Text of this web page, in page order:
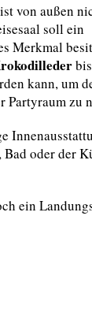
von außen
soll ein
Merkmal
kann, um
Partyraum zu
Bad oder der
ein